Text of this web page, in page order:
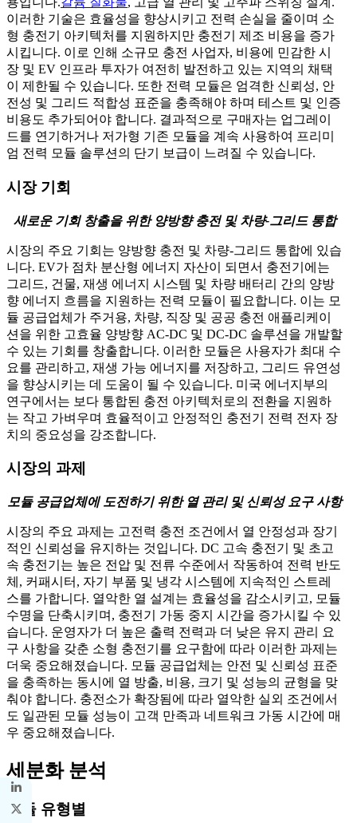
이러한 기술은 효율성을 향상시키고 전력 손실을 줄이며 소
형 충전기 아키텍처를 지원하지만 충전기 제조 비용을 증가
시킵니다. 이로 인해 소규모 충전 사업자, 비용에 민감한 시
장 및 EV 인프라 투자가 여전히 발전하고 있는 지역의 채택
이 제한될 수 있습니다. 또한 전력 모듈은 엄격한 신뢰성, 안
전성 및 그리드 적합성 표준을 충족해야 하며 테스트 및 인증
비용도 추가되어야 합니다. 결과적으로 구매자는 업그레이
드를 연기하거나 저가형 기존 모듈을 계속 사용하여 프리미
엄 전력 모듈 솔루션의 단기 보급이 느려질 수 있습니다.
시장 기회
새로운 기회 창출을 위한 양방향 충전 및 차량-그리드 통합
시장의 주요 기회는 양방향 충전 및 차량-그리드 통합에 있습
니다. EV가 점차 분산형 에너지 자산이 되면서 충전기에는
그리드, 건물, 재생 에너지 시스템 및 차량 배터리 간의 양방
향 에너지 흐름을 지원하는 전력 모듈이 필요합니다. 이는 모
듈 공급업체가 주거용, 차량, 직장 및 공공 충전 애플리케이
션을 위한 고효율 양방향 AC-DC 및 DC-DC 솔루션을 개발할
수 있는 기회를 창출합니다. 이러한 모듈은 사용자가 최대 수
요를 관리하고, 재생 가능 에너지를 저장하고, 그리드 유연성
을 향상시키는 데 도움이 될 수 있습니다. 미국 에너지부의
연구에서는 보다 통합된 충전 아키텍처로의 전환을 지원하
는 작고 가벼우며 효율적이고 안정적인 충전기 전력 전자 장
치의 중요성을 강조합니다.
시장의 과제
모듈 공급업체에 도전하기 위한 열 관리 및 신뢰성 요구 사항
시장의 주요 과제는 고전력 충전 조건에서 열 안정성과 장기
적인 신뢰성을 유지하는 것입니다. DC 고속 충전기 및 초고
속 충전기는 높은 전압 및 전류 수준에서 작동하여 전력 반도
체, 커패시터, 자기 부품 및 냉각 시스템에 지속적인 스트레
스를 가합니다. 열악한 열 설계는 효율성을 감소시키고, 모듈
수명을 단축시키며, 충전기 가동 중지 시간을 증가시킬 수 있
습니다. 운영자가 더 높은 출력 전력과 더 낮은 유지 관리 요
구 사항을 갖춘 소형 충전기를 요구함에 따라 이러한 과제는
더욱 중요해졌습니다. 모듈 공급업체는 안전 및 신뢰성 표준
을 충족하는 동시에 열 방출, 비용, 크기 및 성능의 균형을 맞
춰야 합니다. 충전소가 확장됨에 따라 열악한 실외 조건에서
도 일관된 모듈 성능이 고객 만족과 네트워크 가동 시간에 매
우 중요해졌습니다.
세분화 분석
모듈 유형별